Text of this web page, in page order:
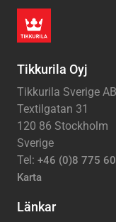
Tikkurila Oyj
Tikkurila Sverige AB
Textilgatan 31
120 86 Stockholm
Sverige
Tel: +46 (0)8 775
Karta
Länkar